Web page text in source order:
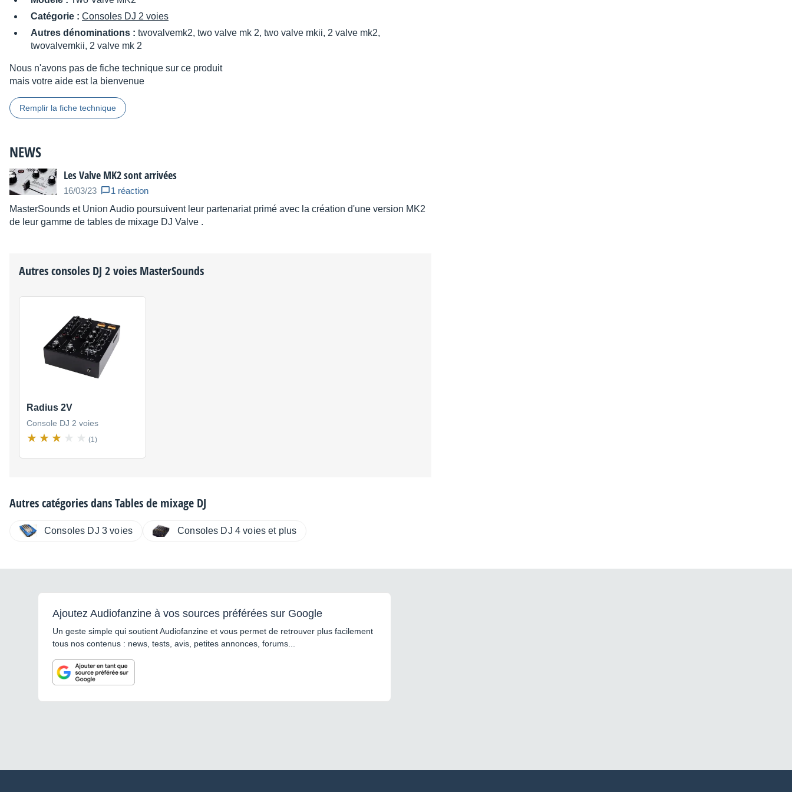
Catégorie : Consoles DJ 2 voies
Autres dénominations : twovalvemk2, two valve mk 2, two valve mkii, 2 valve mk2,
twovalvemkii, 2 valve mk 2
Nous n'avons pas de fiche technique sur ce produit
mais votre aide est la bienvenue
Remplir la fiche technique
NEWS
Les Valve MK2 sont arrivées
16/03/23
1 réaction
MasterSounds et Union Audio poursuivent leur partenariat primé avec la création d'une version MK2
de leur gamme de tables de mixage DJ Valve .
Autres consoles DJ 2 voies MasterSounds
Radius 2V
Console DJ 2 voies
(1)
Autres catégories dansTables de mixage DJ
Consoles DJ 3 voies Consoles DJ 4 voies et plus
Ajoutez Audiofanzine à vos sources préférées sur Google
Un geste simple qui soutient Audiofanzine et vous permet de retrouver plus facilement
tous nos contenus : news, tests, avis, petites annonces, forums...